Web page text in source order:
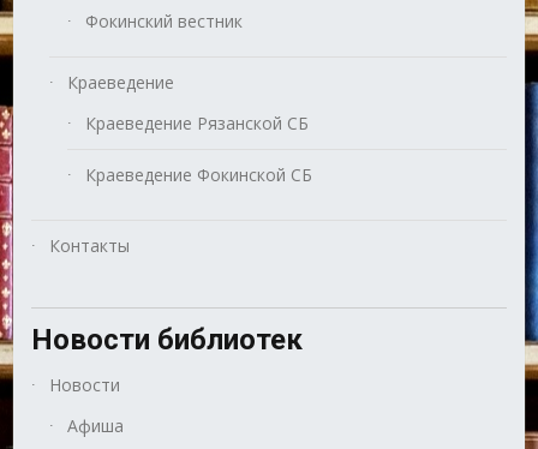
Фокинский вестник
Краеведение
Краеведение Рязанской СБ
Краеведение Фокинской СБ
Контакты
Новости библиотек
Новости
Афиша